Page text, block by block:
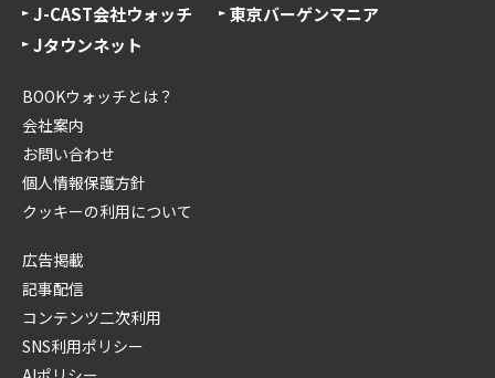
J-CAST会社ウォッチ
東京バーゲンマニア
Jタウンネット
BOOKウォッチとは？
会社案内
お問い合わせ
個人情報保護方針
クッキーの利用について
広告掲載
記事配信
コンテンツ二次利用
SNS利用ポリシー